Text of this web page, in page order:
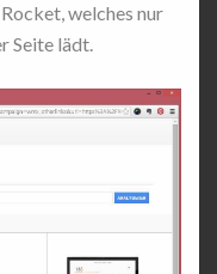
welches nur
Seite lädt.